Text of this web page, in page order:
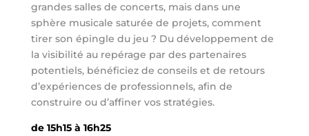
grandes salles de concerts, mais dans une
sphère musicale saturée de projets, comment
tirer son épingle du jeu ? Du développement de
la visibilité au repérage par des partenaires
potentiels, bénéficiez de conseils et de retours
d’expériences de professionnels, afin de
construire ou d’affiner vos stratégies.
de 15h15 à 16h25